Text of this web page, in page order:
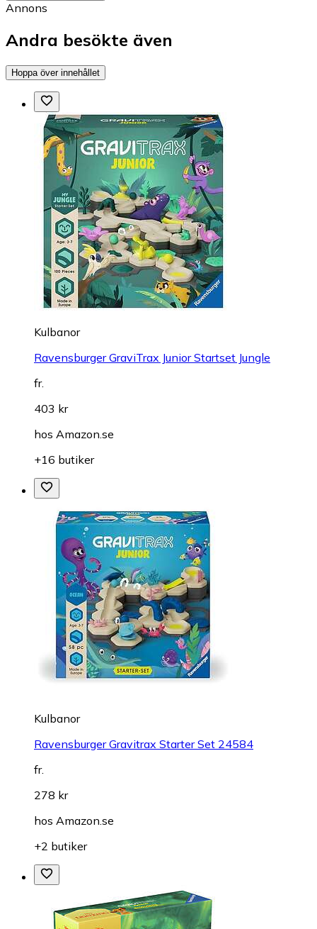
Annons
Andra besökte även
Hoppa över innehållet
Kulbanor
Ravensburger GraviTrax Junior Startset Jungle
fr.
403 kr
hos Amazon.se
+16 butiker
Kulbanor
Ravensburger Gravitrax Starter Set 24584
fr.
278 kr
hos Amazon.se
+2 butiker